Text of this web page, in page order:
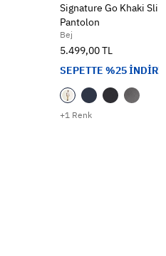
+1 Renk
Signature Go Khaki
Pantolon
Bej
5.499,00 TL
SEPETTE %25